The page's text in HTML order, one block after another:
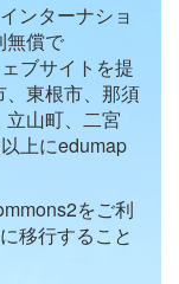
ンターナショ
無償で
ブサイトを提
東根市、那須
山町、二宮
上にedumap
をご利
移行すること